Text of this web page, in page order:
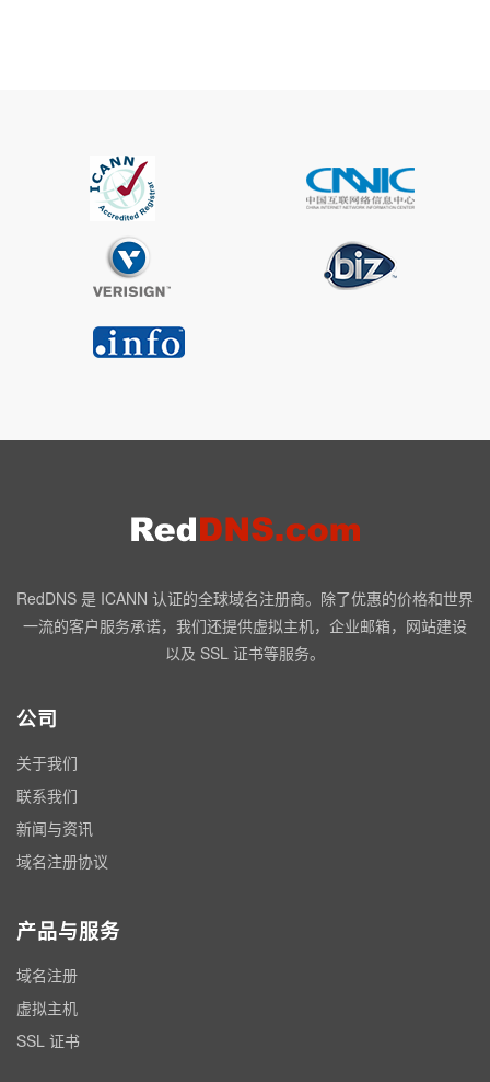
RedDNS 是 ICANN 认证的全球域名注册商。除了优惠的价格和世界
一流的客户服务承诺，我们还提供虚拟主机，企业邮箱，网站建设
以及 SSL 证书等服务。
公司
关于我们
联系我们
新闻与资讯
域名注册协议
产品与服务
域名注册
虚拟主机
SSL 证书